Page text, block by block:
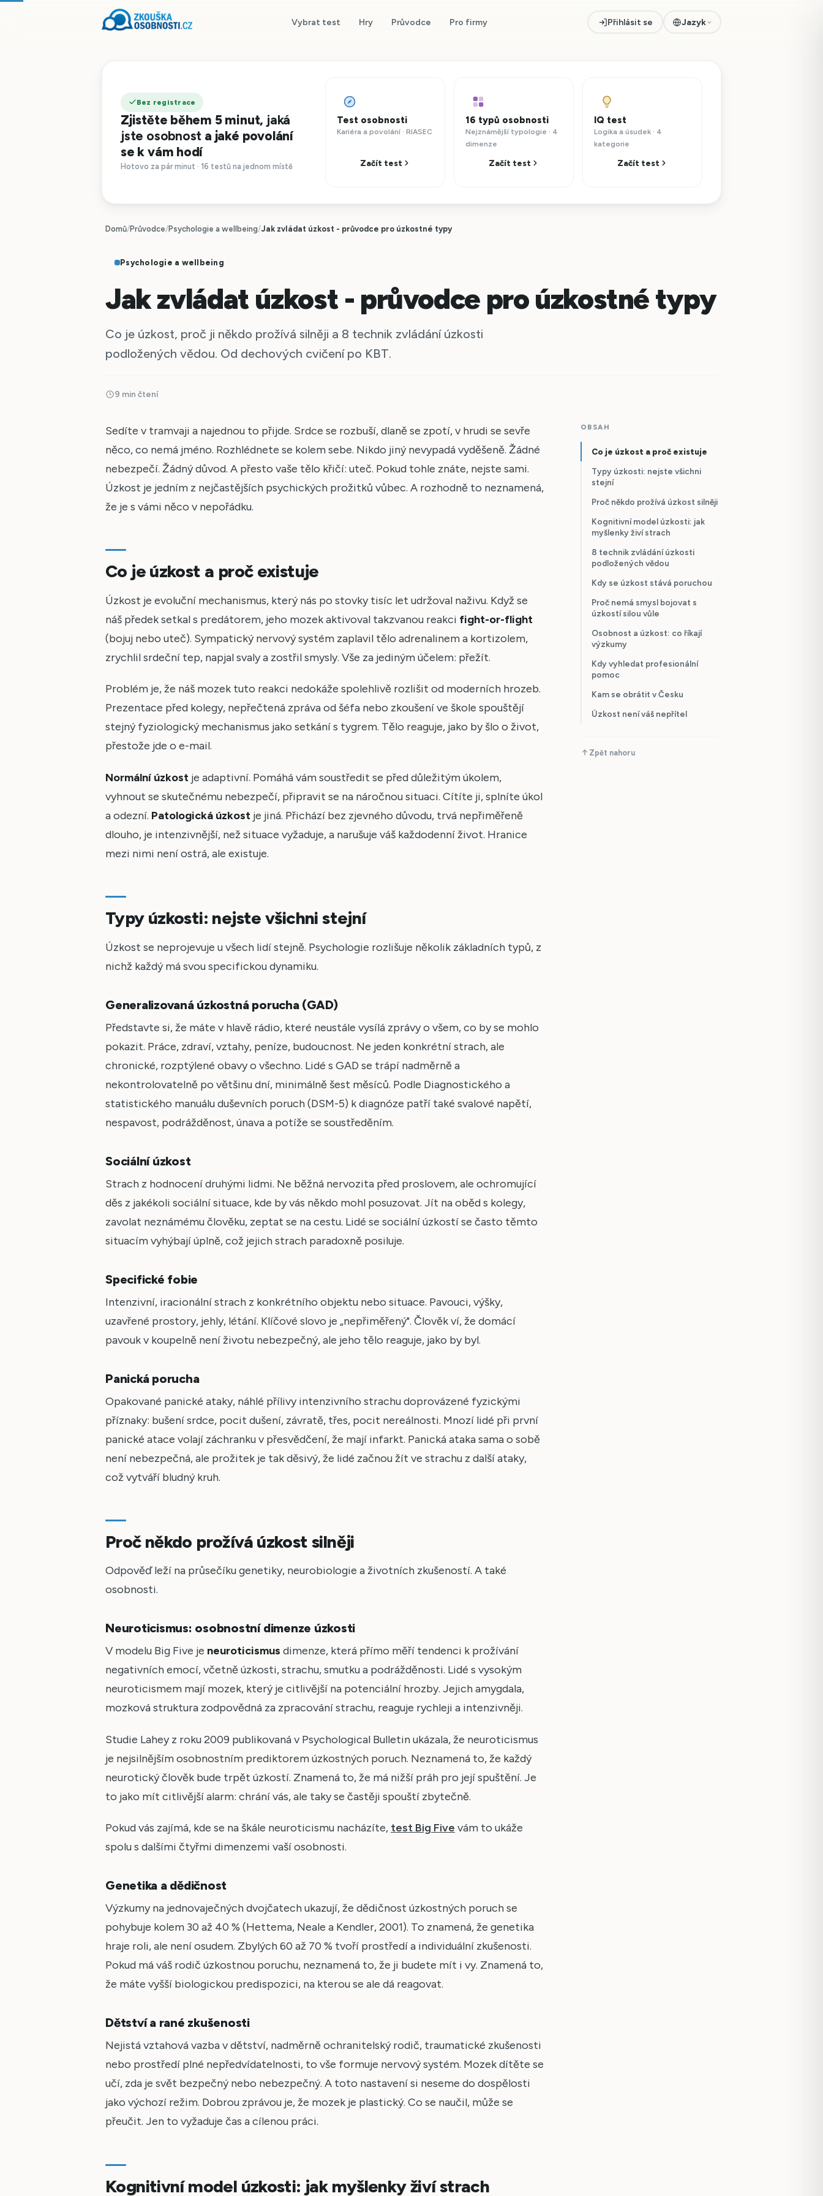
Vybrat test Hry Průvodce Pro firmy Přihlásit se Jazyk
Bez registrace
Zjistěte během 5 minut, jaká
jste osobnost a jaké povolání
se k vám hodí
Hotovo za pár minut · 16 testů na jednom místě
Test osobnosti
Kariéra a povolání · RIASEC
Začít test
16 typů osobnosti
Nejznámější typologie · 4
dimenze
Začít test
IQ test
Logika a úsudek · 4
kategorie
Začít test
Domů/Průvodce/Psychologie a wellbeing/Jak zvládat úzkost - průvodce pro úzkostné typy
Psychologie a wellbeing
Jak zvládat úzkost - průvodce pro úzkostné typy
Co je úzkost, proč ji někdo prožívá silněji a 8 technik zvládání úzkosti
podložených vědou. Od dechových cvičení po KBT.
9 min čtení
Sedíte v tramvaji a najednou to přijde. Srdce se rozbuší, dlaně se zpotí, v hrudi se sevře
něco, co nemá jméno. Rozhlédnete se kolem sebe. Nikdo jiný nevypadá vyděšeně. Žádné
nebezpečí. Žádný důvod. A přesto vaše tělo křičí: uteč. Pokud tohle znáte, nejste sami.
Úzkost je jedním z nejčastějších psychických prožitků vůbec. A rozhodně to neznamená,
že je s vámi něco v nepořádku.
Co je úzkost a proč existuje
Úzkost je evoluční mechanismus, který nás po stovky tisíc let udržoval naživu. Když se
náš předek setkal s predátorem, jeho mozek aktivoval takzvanou reakci fight-or-flight
(bojuj nebo uteč). Sympatický nervový systém zaplavil tělo adrenalinem a kortizolem,
zrychlil srdeční tep, napjal svaly a zostřil smysly. Vše za jediným účelem: přežít.
Problém je, že náš mozek tuto reakci nedokáže spolehlivě rozlišit od moderních hrozeb.
Prezentace před kolegy, nepřečtená zpráva od šéfa nebo zkoušení ve škole spouštějí
stejný fyziologický mechanismus jako setkání s tygrem. Tělo reaguje, jako by šlo o život,
přestože jde o e-mail.
Normální úzkost je adaptivní. Pomáhá vám soustředit se před důležitým úkolem,
vyhnout se skutečnému nebezpečí, připravit se na náročnou situaci. Cítíte ji, splníte úkol
a odezní. Patologická úzkost je jiná. Přichází bez zjevného důvodu, trvá nepřiměřeně
dlouho, je intenzivnější, než situace vyžaduje, a narušuje váš každodenní život. Hranice
mezi nimi není ostrá, ale existuje.
Typy úzkosti: nejste všichni stejní
Úzkost se neprojevuje u všech lidí stejně. Psychologie rozlišuje několik základních typů, z
nichž každý má svou specifickou dynamiku.
Generalizovaná úzkostná porucha (GAD)
Představte si, že máte v hlavě rádio, které neustále vysílá zprávy o všem, co by se mohlo
pokazit. Práce, zdraví, vztahy, peníze, budoucnost. Ne jeden konkrétní strach, ale
chronické, rozptýlené obavy o všechno. Lidé s GAD se trápí nadměrně a
nekontrolovatelně po většinu dní, minimálně šest měsíců. Podle Diagnostického a
statistického manuálu duševních poruch (DSM-5) k diagnóze patří také svalové napětí,
nespavost, podrážděnost, únava a potíže se soustředěním.
Sociální úzkost
Strach z hodnocení druhými lidmi. Ne běžná nervozita před proslovem, ale ochromující
děs z jakékoli sociální situace, kde by vás někdo mohl posuzovat. Jít na oběd s kolegy,
zavolat neznámému člověku, zeptat se na cestu. Lidé se sociální úzkostí se často těmto
situacím vyhýbají úplně, což jejich strach paradoxně posiluje.
Specifické fobie
Intenzivní, iracionální strach z konkrétního objektu nebo situace. Pavouci, výšky,
uzavřené prostory, jehly, létání. Klíčové slovo je „nepřiměřený". Člověk ví, že domácí
pavouk v koupelně není životu nebezpečný, ale jeho tělo reaguje, jako by byl.
Panická porucha
Opakované panické ataky, náhlé přílivy intenzivního strachu doprovázené fyzickými
příznaky: bušení srdce, pocit dušení, závratě, třes, pocit nereálnosti. Mnozí lidé při první
panické atace volají záchranku v přesvědčení, že mají infarkt. Panická ataka sama o sobě
není nebezpečná, ale prožitek je tak děsivý, že lidé začnou žít ve strachu z další ataky,
což vytváří bludný kruh.
Proč někdo prožívá úzkost silněji
Odpověď leží na průsečíku genetiky, neurobiologie a životních zkušeností. A také
osobnosti.
Neuroticismus: osobnostní dimenze úzkosti
V modelu Big Five je neuroticismus dimenze, která přímo měří tendenci k prožívání
negativních emocí, včetně úzkosti, strachu, smutku a podrážděnosti. Lidé s vysokým
neuroticismem mají mozek, který je citlivější na potenciální hrozby. Jejich amygdala,
mozková struktura zodpovědná za zpracování strachu, reaguje rychleji a intenzivněji.
Studie Lahey z roku 2009 publikovaná v Psychological Bulletin ukázala, že neuroticismus
je nejsilnějším osobnostním prediktorem úzkostných poruch. Neznamená to, že každý
neurotický člověk bude trpět úzkostí. Znamená to, že má nižší práh pro její spuštění. Je
to jako mít citlivější alarm: chrání vás, ale taky se častěji spouští zbytečně.
Pokud vás zajímá, kde se na škále neuroticismu nacházíte, test Big Five vám to ukáže
spolu s dalšími čtyřmi dimenzemi vaší osobnosti.
Genetika a dědičnost
Výzkumy na jednovaječných dvojčatech ukazují, že dědičnost úzkostných poruch se
pohybuje kolem 30 až 40 % (Hettema, Neale a Kendler, 2001). To znamená, že genetika
hraje roli, ale není osudem. Zbylých 60 až 70 % tvoří prostředí a individuální zkušenosti.
Pokud má váš rodič úzkostnou poruchu, neznamená to, že ji budete mít i vy. Znamená to,
že máte vyšší biologickou predispozici, na kterou se ale dá reagovat.
Dětství a rané zkušenosti
Nejistá vztahová vazba v dětství, nadměrně ochranitelský rodič, traumatické zkušenosti
nebo prostředí plné nepředvídatelnosti, to vše formuje nervový systém. Mozek dítěte se
učí, zda je svět bezpečný nebo nebezpečný. A toto nastavení si neseme do dospělosti
jako výchozí režim. Dobrou zprávou je, že mozek je plastický. Co se naučil, může se
přeučit. Jen to vyžaduje čas a cílenou práci.
Kognitivní model úzkosti: jak myšlenky živí strach
OBSAH
Co je úzkost a proč existuje
Typy úzkosti: nejste všichni
stejní
Proč někdo prožívá úzkost silněji
Kognitivní model úzkosti: jak
myšlenky živí strach
8 technik zvládání úzkosti
podložených vědou
Kdy se úzkost stává poruchou
Proč nemá smysl bojovat s
úzkostí silou vůle
Osobnost a úzkost: co říkají
výzkumy
Kdy vyhledat profesionální
pomoc
Kam se obrátit v Česku
Úzkost není váš nepřítel
Zpět nahoru